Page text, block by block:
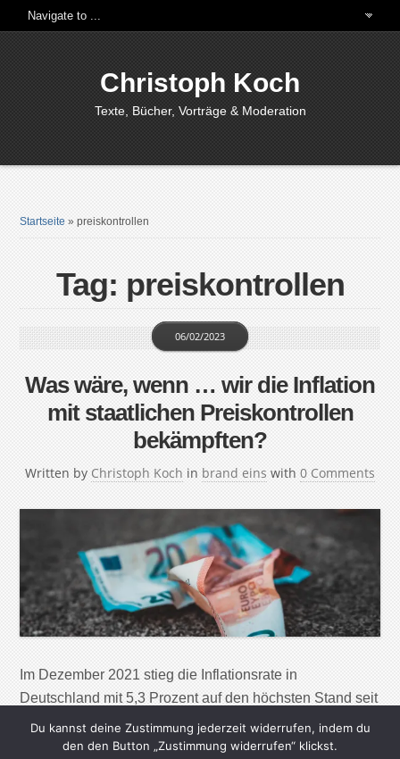
Christoph Koch
Texte, Bücher, Vorträge & Moderation
Startseite »preiskontrollen
Tag: preiskontrollen
Was wäre, wenn … wir die Inflation
mit staatlichen Preiskontrollen
bekämpften?
Written by Christoph Koch
06/02/2023
in brand eins with 0 Comments
Im Dezember 2021 stieg die Inflationsrate in
Deutschland mit 5,3 Prozent auf den höchsten Stand seit
fast 30 Jahren. In den USA lag sie sogar bei 7 Prozent,
ein 40-Jahres-Rekord. Für die Preissteigerungen werden
Du kannst deine Zustimmung jederzeit widerrufen, indem du
den den Button „Zustimmung widerrufen“ klickst.